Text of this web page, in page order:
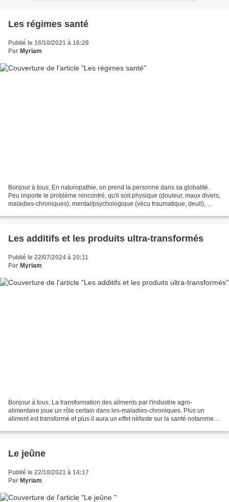
Les régimes santé
Publié le 16/10/2021 à 16:28
Par Myriam
Bonjour à tous, En naturopathie, on prend la personne dans sa globalité.
Peu importe le problème rencontré, qu'il soit physique (douleur, maux divers,
maladies-chroniques), mental/psychologique (vécu traumatique, deuil),
Les additifs et les produits ultra-transformés
Publié le 22/07/2024 à 20:11
Par Myriam
Bonjour à tous, La transformation des aliments par l'industrie agro-
alimentaire joue un rôle certain dans les-maladies-chroniques. Plus un
aliment est transformé et plus il aura un effet néfaste sur la santé notamment
Le jeûne
Publié le 22/10/2021 à 14:17
Par Myriam